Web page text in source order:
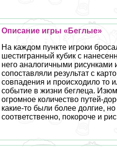
Описание игры «Беглые»
На каждом пункте игроки
шестигранный кубик с
него аналогичными рисунками
сопоставляли результат с
совпадения и происходило то
событие в жизни беглеца.
огромное количество путей-
какие-то были более долгие,
соответственно, покороче и